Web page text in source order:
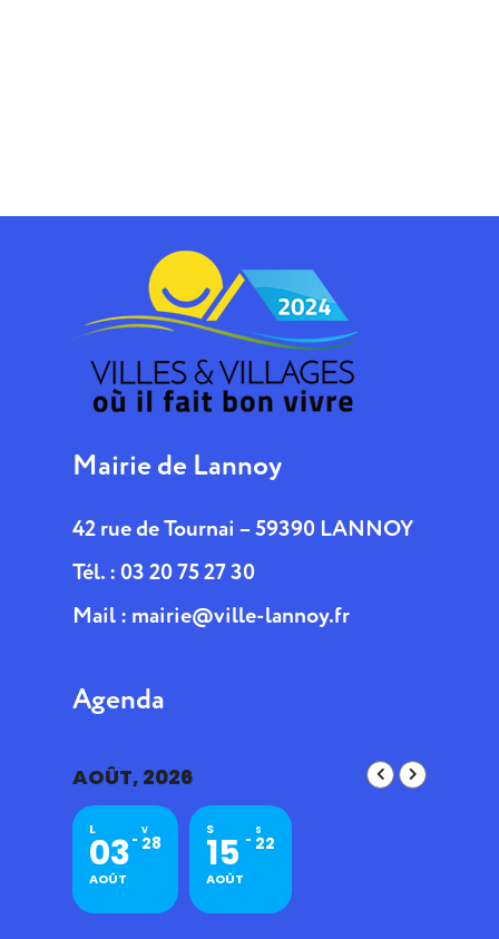
Mairie de Lannoy
42 rue de Tournai – 59390 LANNOY
Tél. : 03 20 75 27 30
Mail : mairie@ville-lannoy.fr
Agenda
AOÛT, 2026
L
03
AOÛT
V
28
S
15
AOÛT
S
22